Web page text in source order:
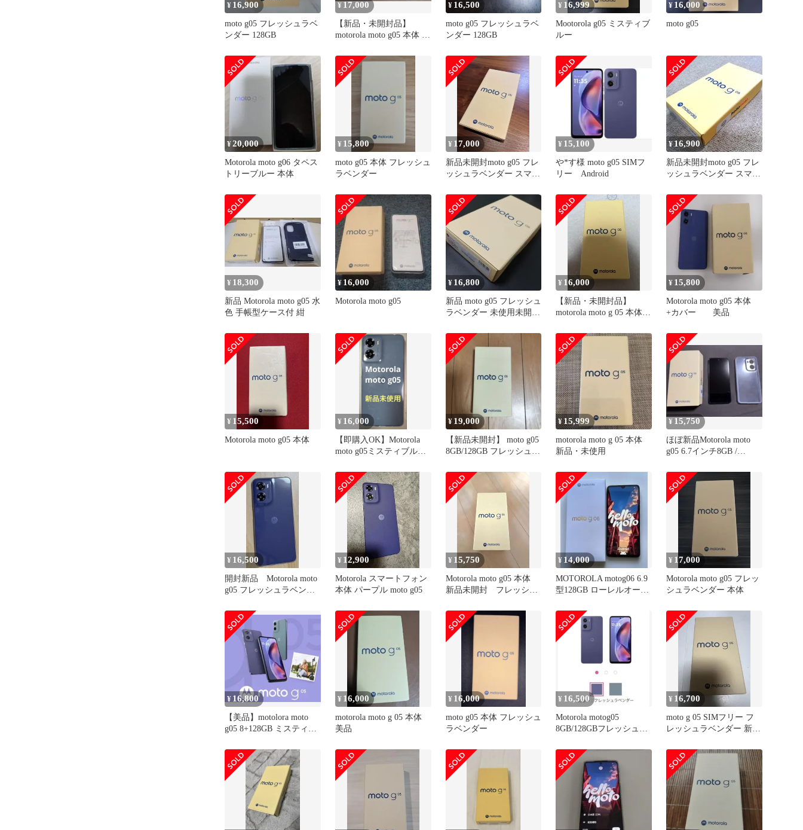
¥ 16,900
moto g05 フレッシュラベ
ンダー 128GB
¥ 17,000
【新品・未開封品】
motorola moto g05 本体 フ
¥ 16,500
moto g05 フレッシュラベ
ンダー 128GB
¥ 16,999
Mootorola g05 ミスティブ
ルー
¥ 16,000
moto g05
¥20,000
Motorola moto g06 タペス
トリーブルー 本体
¥ 15,800
moto g05 本体 フレッシュ
ラベンダー
¥ 17,000
新品未開封moto g05 フレ
ッシュラベンダー スマー
¥ 15,100
や*す様 moto g05 SIMフ
リー Android
¥16,900
新品未開封moto g05 フレ
ッシュラベンダー スマー
¥ 18,300
新品 Motorola moto g05 水
色 手帳型ケース付 紺
¥ 16,000
Motorola moto g05
¥ 16,800
新品 moto g05 フレッシュ
ラベンダー 未使用未開封
¥ 16,000
【新品・未開封品】
motorola moto g 05 本体
¥ 15,800
Motorola moto g05 本体
+カバー 美品
¥ 15,500
Motorola moto g05 本体
¥ 16,000
【即購入OK】Motorola
moto g05ミスティブルー
¥ 19,000
【新品未開封】 moto g05
8GB/128GB フレッシュラ
¥15,999
motorola moto g 05 本体
新品・未使用
¥ 15,750
ほぼ新品Motorola moto
g05 6.7インチ8GB /
¥ 16,500
開封新品 Motorola moto
g05 フレッシュラベンダ
¥ 12,900
Motorola スマートフォン
本体 パープル moto g05
¥ 15,750
Motorola moto g05 本体
新品未開封 フレッシュ
¥ 14,000
MOTOROLA motog06 6.9
型128GB ローレルオーク
¥ 17,000
Motorola moto g05 フレッ
シュラベンダー 本体
¥ 16,800
【美品】motolora moto
g05 8+128GB ミスティブ
¥ 16,000
motorola moto g 05 本体
美品
¥ 16,000
moto g05 本体 フレッシュ
ラベンダー
¥ 16,500
Motorola motog05
8GB/128GBフレッシュラ
¥ 16,700
moto g 05 SIMフリー フ
レッシュラベンダー 新品